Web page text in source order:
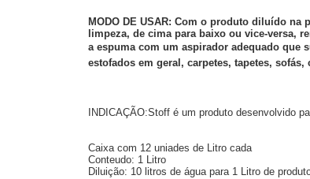
MODO DE USAR: Com o produto diluído na
limpeza, de cima para baixo ou vice-versa,
a espuma com um aspirador adequado que
estofados em geral, carpetes, tapetes, sofás,
INDICAÇÃO:Stoff é um produto desenvolvido
Caixa com 12 uniades de Litro cada
Conteudo: 1 Litro
Diluição: 10 litros de água para 1 Litro de